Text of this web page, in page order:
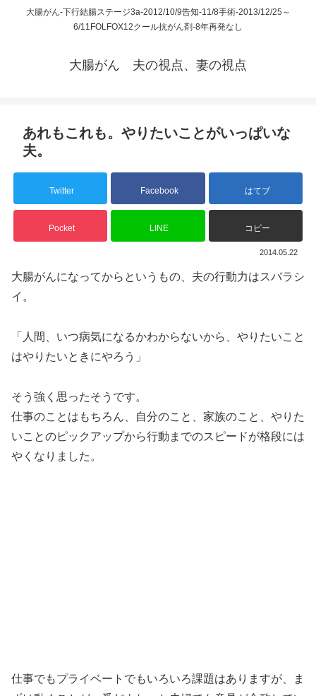
大腸がん-下行結腸ステージ3a-2012/10/9告知-11/8手術-2013/12/25～
6/11FOLFOX12クール抗がん剤-8年再発なし
大腸がん 夫の視点、妻の視点
あれもこれも。やりたいことがいっぱいな
夫。
Twitter Facebook はてブ
Pocket LINE コピー
2014.05.22
大腸がんになってからというもの、夫の行動力はスバラシ
イ。
「人間、いつ病気になるかわからないから、やりたいこと
はやりたいときにやろう」
そう強く思ったそうです。
仕事のことはもちろん、自分のこと、家族のこと、やりた
いことのピックアップから行動までのスピードが格段には
やくなりました。
仕事でもプライベートでもいろいろ課題はありますが、ま